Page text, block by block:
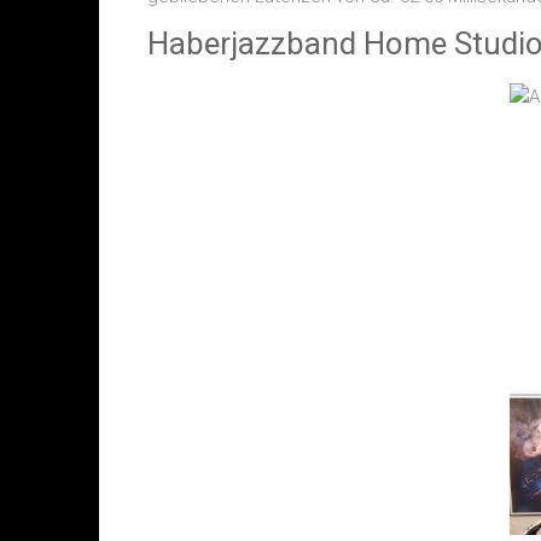
Haberjazzband Home